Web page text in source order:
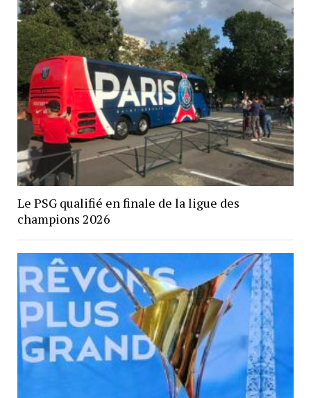
Le PSG qualifié en finale de la ligue des
champions 2026